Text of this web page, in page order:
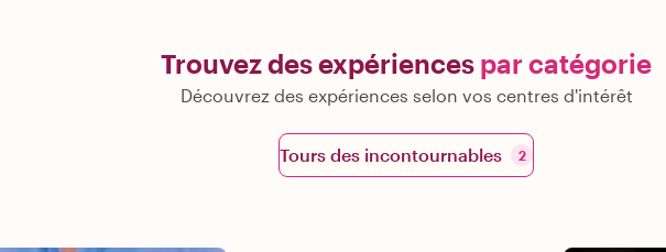
Trouvez des expériences par catégorie
Découvrez des expériences selon vos centres d'intérêt
Tours des incontournables 2